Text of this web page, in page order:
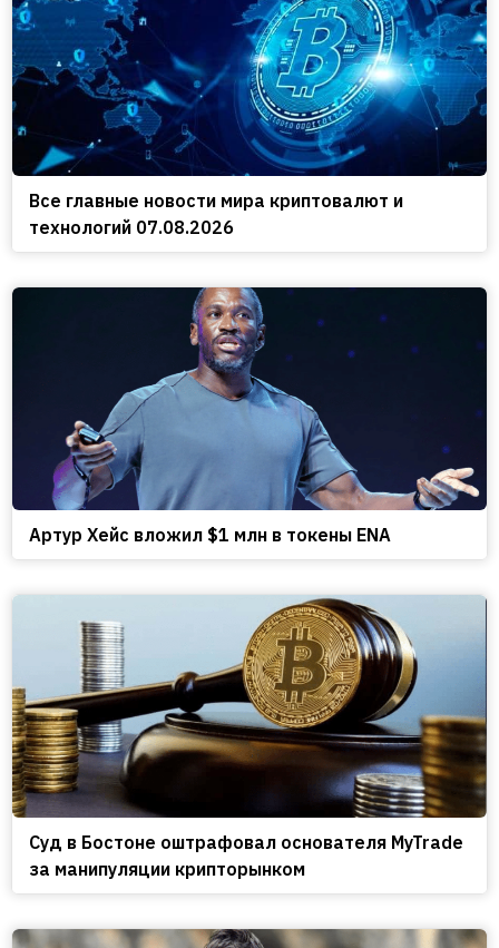
Все главные новости мира криптовалют и
технологий 07.08.2026
Артур Хейс вложил $1 млн в токены ENA
Cуд в Бостоне оштрафовал основателя MyTrade
за манипуляции крипторынком